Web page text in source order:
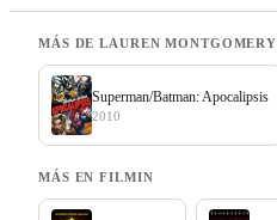
MÁS DE LAUREN MONTGOMERY
Superman/Batman: Apocalipsis
2010
MÁS EN FILMIN